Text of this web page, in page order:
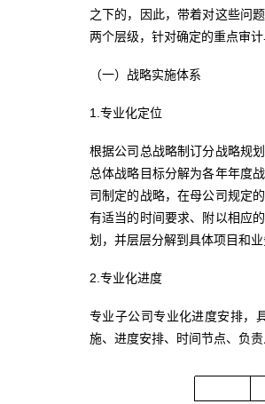
之下的，因此，带着对这些问
两个层级，针对确定的重点审
（一）战略实施体系
1.专业化定位
根据公司总战略制订分战略规
总体战略目标分解为各年年度
司制定的战略，在母公司规定
有适当的时间要求、附以相应
划，并层层分解到具体项目和
2.专业化进度
专业子公司专业化进度安排，
施、进度安排、时间节点、负